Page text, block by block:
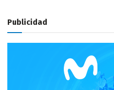
Publicidad